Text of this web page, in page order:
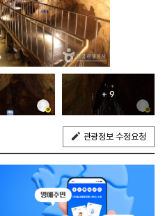
+ 9
관광정보 수정요청